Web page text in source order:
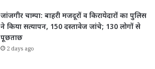
जांजगीर चाम्पा: बाहरी मजदूरों व किरायेदारों का पुलिस
ने किया सत्यापन, 150 दस्तावेज जांचे; 130 लोगों से
पूछताछ
2 days ago